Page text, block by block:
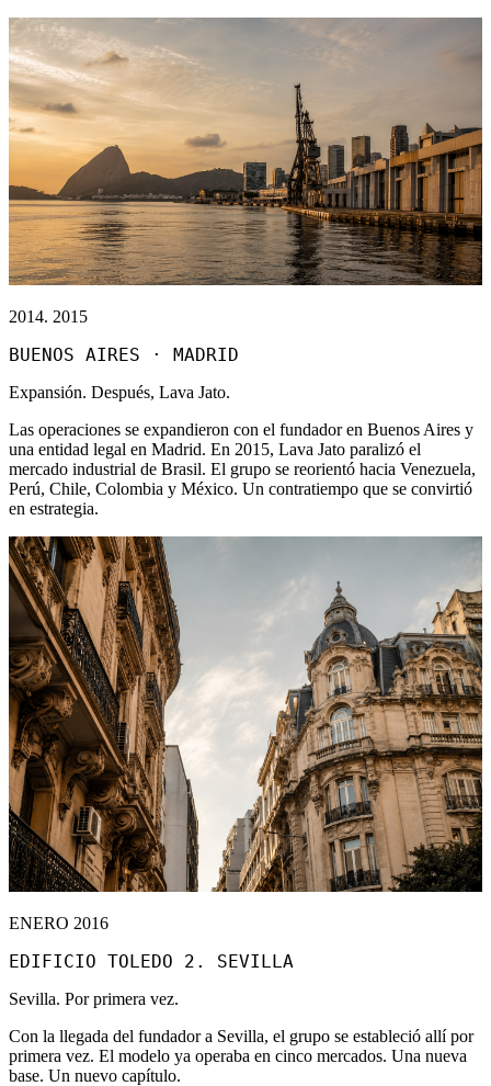
2014. 2015
BUENOS AIRES · MADRID
Expansión. Después, Lava Jato.
Las operaciones se expandieron con el fundador en Buenos Aires y
una entidad legal en Madrid. En 2015, Lava Jato paralizó el
mercado industrial de Brasil. El grupo se reorientó hacia Venezuela,
Perú, Chile, Colombia y México. Un contratiempo que se convirtió
en estrategia.
ENERO 2016
EDIFICIO TOLEDO 2. SEVILLA
Sevilla. Por primera vez.
Con la llegada del fundador a Sevilla, el grupo se estableció allí por
primera vez. El modelo ya operaba en cinco mercados. Una nueva
base. Un nuevo capítulo.